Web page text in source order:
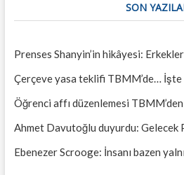
SON
Prenses Shanyin’in hikâyesi:
Çerçeve yasa teklifi TBMM’de… İşte
Öğrenci affı düzenlemesi
Ahmet Davutoğlu duyurdu:
Ebenezer Scrooge: İnsanı bazen